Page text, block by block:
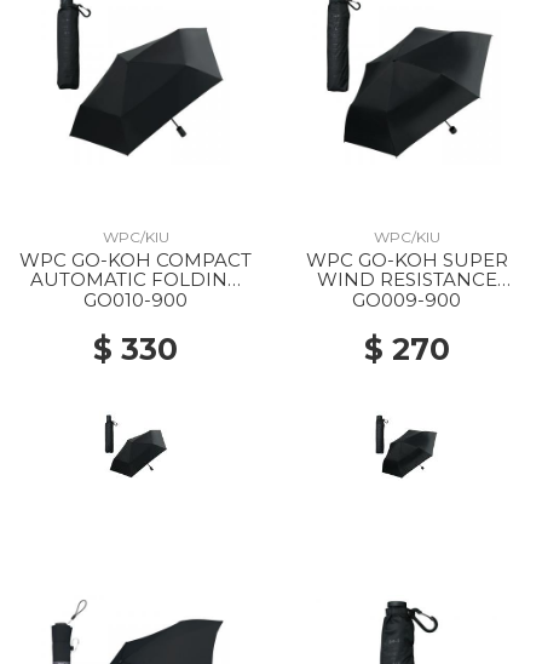
WPC/KIU
WPC GO-KOH COMPACT
AUTOMATIC FOLDING
PARASOL 900 BLACK
GO010-900
$ 330
WPC/KIU
WPC GO-KOH SUPER
WIND RESISTANCE
FOLDING PARASOL 900
GO009-900
$ 270